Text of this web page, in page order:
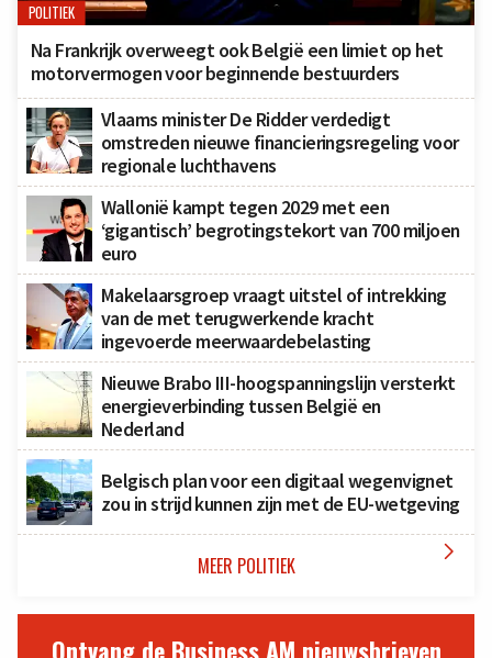
POLITIEK
Na Frankrijk overweegt ook België een limiet op het
motorvermogen voor beginnende bestuurders
Vlaams minister De Ridder verdedigt
omstreden nieuwe financieringsregeling voor
regionale luchthavens
Wallonië kampt tegen 2029 met een
‘gigantisch’ begrotingstekort van 700 miljoen
euro
Makelaarsgroep vraagt uitstel of intrekking
van de met terugwerkende kracht
ingevoerde meerwaardebelasting
Nieuwe Brabo III-hoogspanningslijn versterkt
energieverbinding tussen België en
Nederland
Belgisch plan voor een digitaal wegenvignet
zou in strijd kunnen zijn met de EU-wetgeving
MEER POLITIEK 
Ontvang de Business AM nieuwsbrieven